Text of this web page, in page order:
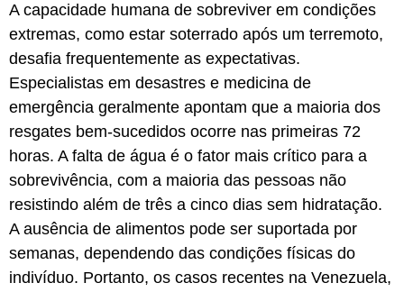
A capacidade humana de sobreviver em condições
extremas, como estar soterrado após um terremoto,
desafia frequentemente as expectativas.
Especialistas em desastres e medicina de
emergência geralmente apontam que a maioria dos
resgates bem-sucedidos ocorre nas primeiras 72
horas. A falta de água é o fator mais crítico para a
sobrevivência, com a maioria das pessoas não
resistindo além de três a cinco dias sem hidratação.
A ausência de alimentos pode ser suportada por
semanas, dependendo das condições físicas do
indivíduo. Portanto, os casos recentes na Venezuela,